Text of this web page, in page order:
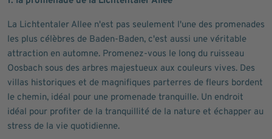
La Lichtentaler Allee n'est pas seulement l'une des promenades
les plus célèbres de Baden-Baden, c'est aussi une véritable
attraction en automne. Promenez-vous le long du ruisseau
Oosbach sous des arbres majestueux aux couleurs vives. Des
villas historiques et de magnifiques parterres de fleurs bordent
le chemin, idéal pour une promenade tranquille. Un endroit
idéal pour profiter de la tranquillité de la nature et échapper au
stress de la vie quotidienne.